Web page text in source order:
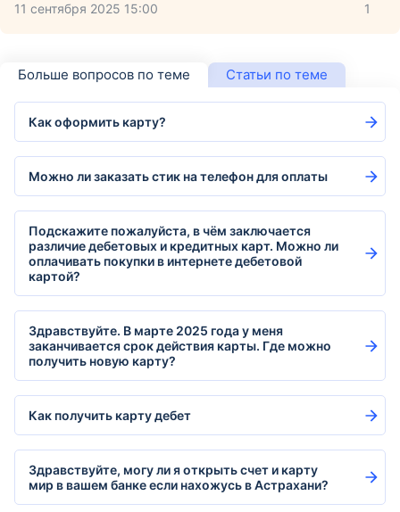
11 сентября 2025 15:00 1
Больше вопросов по теме Статьи по теме
Как оформить карту?
Можно ли заказать стик на телефон для оплаты
Подскажите пожалуйста, в чём заключается
различие дебетовых и кредитных карт. Можно ли
оплачивать покупки в интернете дебетовой
картой?
Здравствуйте. В марте 2025 года у меня
заканчивается срок действия карты. Где можно
получить новую карту?
Как получить карту дебет
Здравствуйте, могу ли я открыть счет и карту
мир в вашем банке если нахожусь в Астрахани?